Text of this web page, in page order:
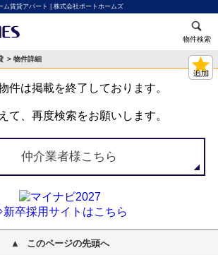
ム賃貸アパート | 株式会社ポートホームズ
物件検索
> 物件詳細
件は掲載を終了しております。
て、再度検索をお願いします。
仲介業者様こちら
卒採用サイトはこちら
このページの先頭へ